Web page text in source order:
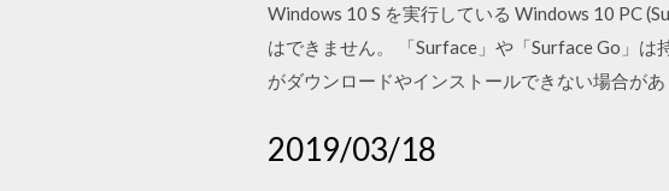
Windows 10 S を実行している Windows 10 PC
はできません。 「Surface」や「Surface Go」
がダウンロードやインストールできない場合が
2019/03/18